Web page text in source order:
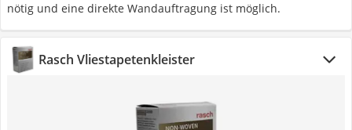
nötig und eine direkte Wandauftragung ist möglich.
Rasch Vliestapetenkleister